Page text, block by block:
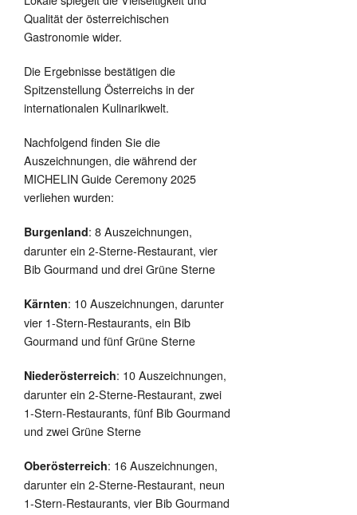
Qualität der österreichischen
Gastronomie wider.
Die Ergebnisse bestätigen die
Spitzenstellung Österreichs in der
internationalen Kulinarikwelt.
Nachfolgend finden Sie die
Auszeichnungen, die während der
MICHELIN Guide Ceremony 2025
verliehen wurden:
Burgenland: 8 Auszeichnungen,
darunter ein 2-Sterne-Restaurant, vier
Bib Gourmand und drei Grüne Sterne
Kärnten: 10 Auszeichnungen, darunter
vier 1-Stern-Restaurants, ein Bib
Gourmand und fünf Grüne Sterne
Niederösterreich: 10 Auszeichnungen,
darunter ein 2-Sterne-Restaurant, zwei
1-Stern-Restaurants, fünf Bib Gourmand
und zwei Grüne Sterne
Oberösterreich: 16 Auszeichnungen,
darunter ein 2-Sterne-Restaurant, neun
1-Stern-Restaurants, vier Bib Gourmand